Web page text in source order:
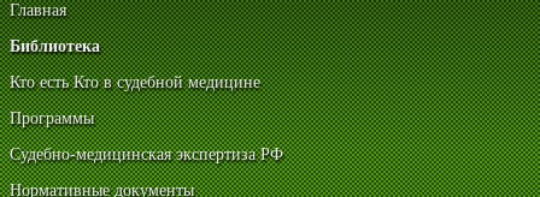
Главная
Библиотека
Кто есть Кто в судебной медицине
Программы
Судебно-медицинская экспертиза РФ
Нормативные документы